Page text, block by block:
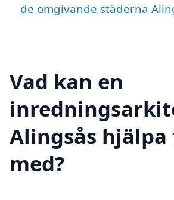
de omgivande städerna
Vad kan en
Alingsås
med?